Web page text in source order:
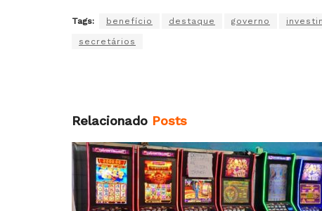
Tags: benefício destaque governo
secretários
Relacionado Posts